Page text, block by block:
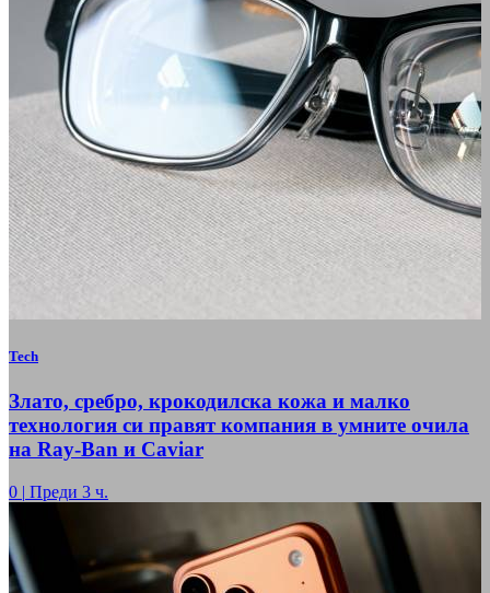
Tech
Злато, сребро, крокодилска кожа и малко
технология си правят компания в умните очила
на Ray-Ban и Caviar
0 | Преди 3 ч.